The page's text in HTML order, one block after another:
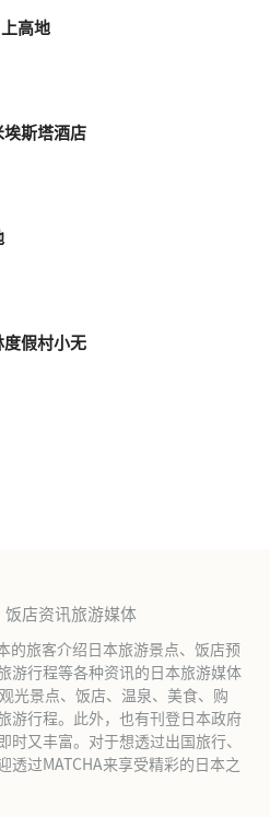
高地
埃斯塔酒店
假村小无
饭店资讯旅游媒体
的旅客介绍日本旅游景点、饭店预
游行程等各种资讯的日本旅游媒体
光景点、饭店、温泉、美食、购
游行程。此外，也有刊登日本政府
又丰富。对于想透过出国旅行、
透过MATCHA来享受精彩的日本之